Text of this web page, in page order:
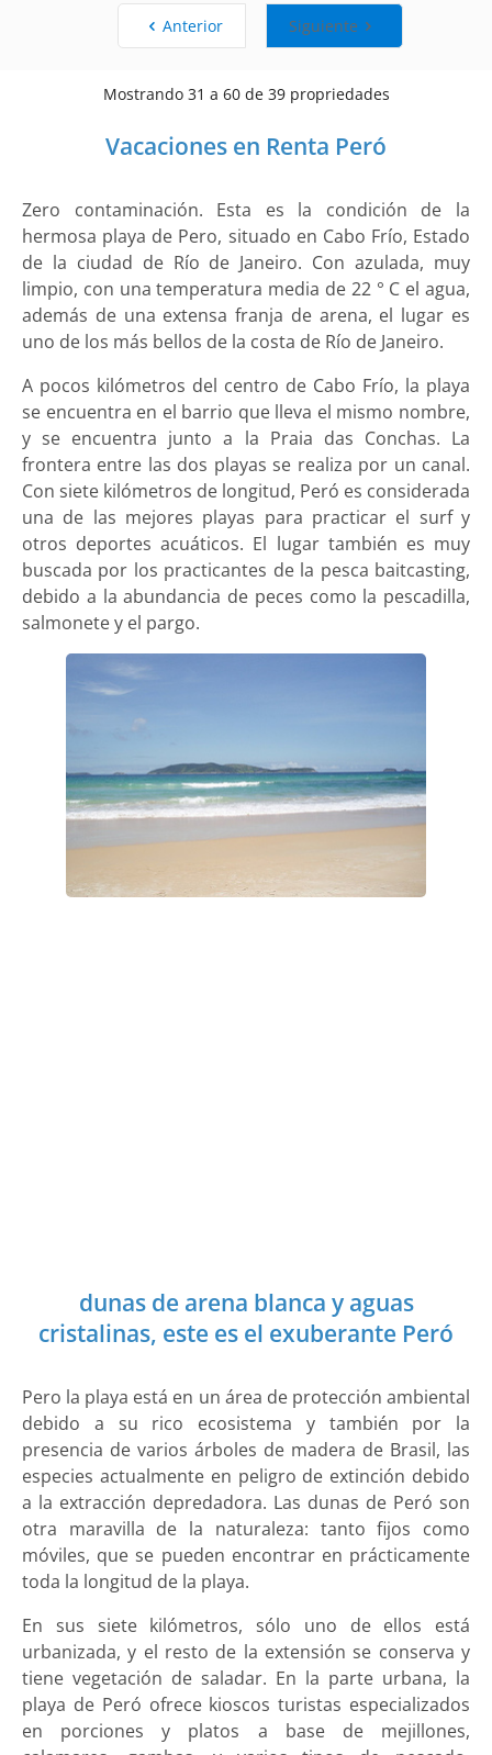
Anterior
Mostrando 31 a 60 de 39 propriedades
Siguiente
Vacaciones en Renta Peró
Zero contaminación. Esta es la condición de la
hermosa playa de Pero, situado en Cabo Frío, Estado
de la ciudad de Río de Janeiro. Con azulada, muy
limpio, con una temperatura media de 22 ° C el agua,
además de una extensa franja de arena, el lugar es
uno de los más bellos de la costa de Río de Janeiro.
A pocos kilómetros del centro de Cabo Frío, la playa
se encuentra en el barrio que lleva el mismo nombre,
y se encuentra junto a la Praia das Conchas. La
frontera entre las dos playas se realiza por un canal.
Con siete kilómetros de longitud, Peró es considerada
una de las mejores playas para practicar el surf y
otros deportes acuáticos. El lugar también es muy
buscada por los practicantes de la pesca baitcasting,
debido a la abundancia de peces como la pescadilla,
salmonete y el pargo.
dunas de arena blanca y aguas
cristalinas, este es el exuberante Peró
Pero la playa está en un área de protección ambiental
debido a su rico ecosistema y también por la
presencia de varios árboles de madera de Brasil, las
especies actualmente en peligro de extinción debido
a la extracción depredadora. Las dunas de Peró son
otra maravilla de la naturaleza: tanto fijos como
móviles, que se pueden encontrar en prácticamente
toda la longitud de la playa.
En sus siete kilómetros, sólo uno de ellos está
urbanizada, y el resto de la extensión se conserva y
tiene vegetación de saladar. En la parte urbana, la
playa de Peró ofrece kioscos turistas especializados
en porciones y platos a base de mejillones,